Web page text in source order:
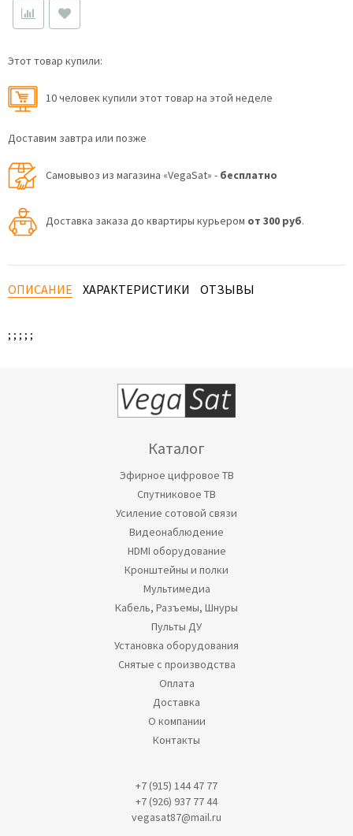
Этот товар купили:
10 человек купили этот товар на этой неделе
Доставим завтра или позже
Самовывоз из магазина «VegaSat» - бесплатно
Доставка заказа до квартиры курьером от 300 руб.
ОПИСАНИЕ ХАРАКТЕРИСТИКИ ОТЗЫВЫ
; ; ; ; ;
Каталог
Эфирное цифровое ТВ
Спутниковое ТВ
Усиление сотовой связи
Видеонаблюдение
HDMI оборудование
Кронштейны и полки
Мультимедиа
Кабель, Разъемы, Шнуры
Пульты ДУ
Установка оборудования
Снятые с производства
Оплата
Доставка
О компании
Контакты
+7 (915) 144 47 77
+7 (926) 937 77 44
vegasat87@mail.ru